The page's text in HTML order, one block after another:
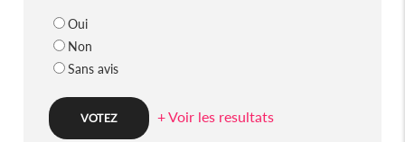
Oui
Non
Sans avis
+ Voir les resultats